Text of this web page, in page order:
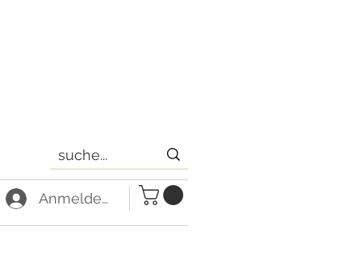
Anmelden